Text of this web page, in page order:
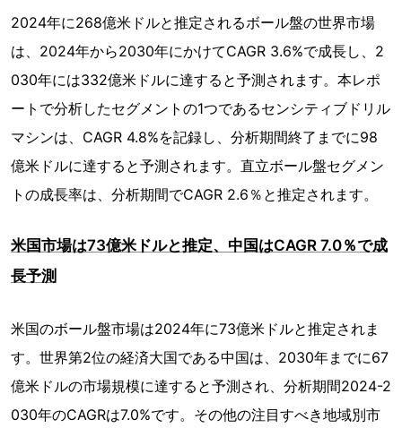
2024年に268億米ドルと推定されるボール盤の世界市場
は、2024年から2030年にかけてCAGR 3.6%で成長し、2
030年には332億米ドルに達すると予測されます。本レポ
ートで分析したセグメントの1つであるセンシティブドリル
マシンは、CAGR 4.8%を記録し、分析期間終了までに98
億米ドルに達すると予測されます。直立ボール盤セグメン
トの成長率は、分析期間でCAGR 2.6％と推定されます。
米国市場は73億米ドルと推定、中国はCAGR 7.0％で成
長予測
米国のボール盤市場は2024年に73億米ドルと推定されま
す。世界第2位の経済大国である中国は、2030年までに67
億米ドルの市場規模に達すると予測され、分析期間2024-2
030年のCAGRは7.0%です。その他の注目すべき地域別市